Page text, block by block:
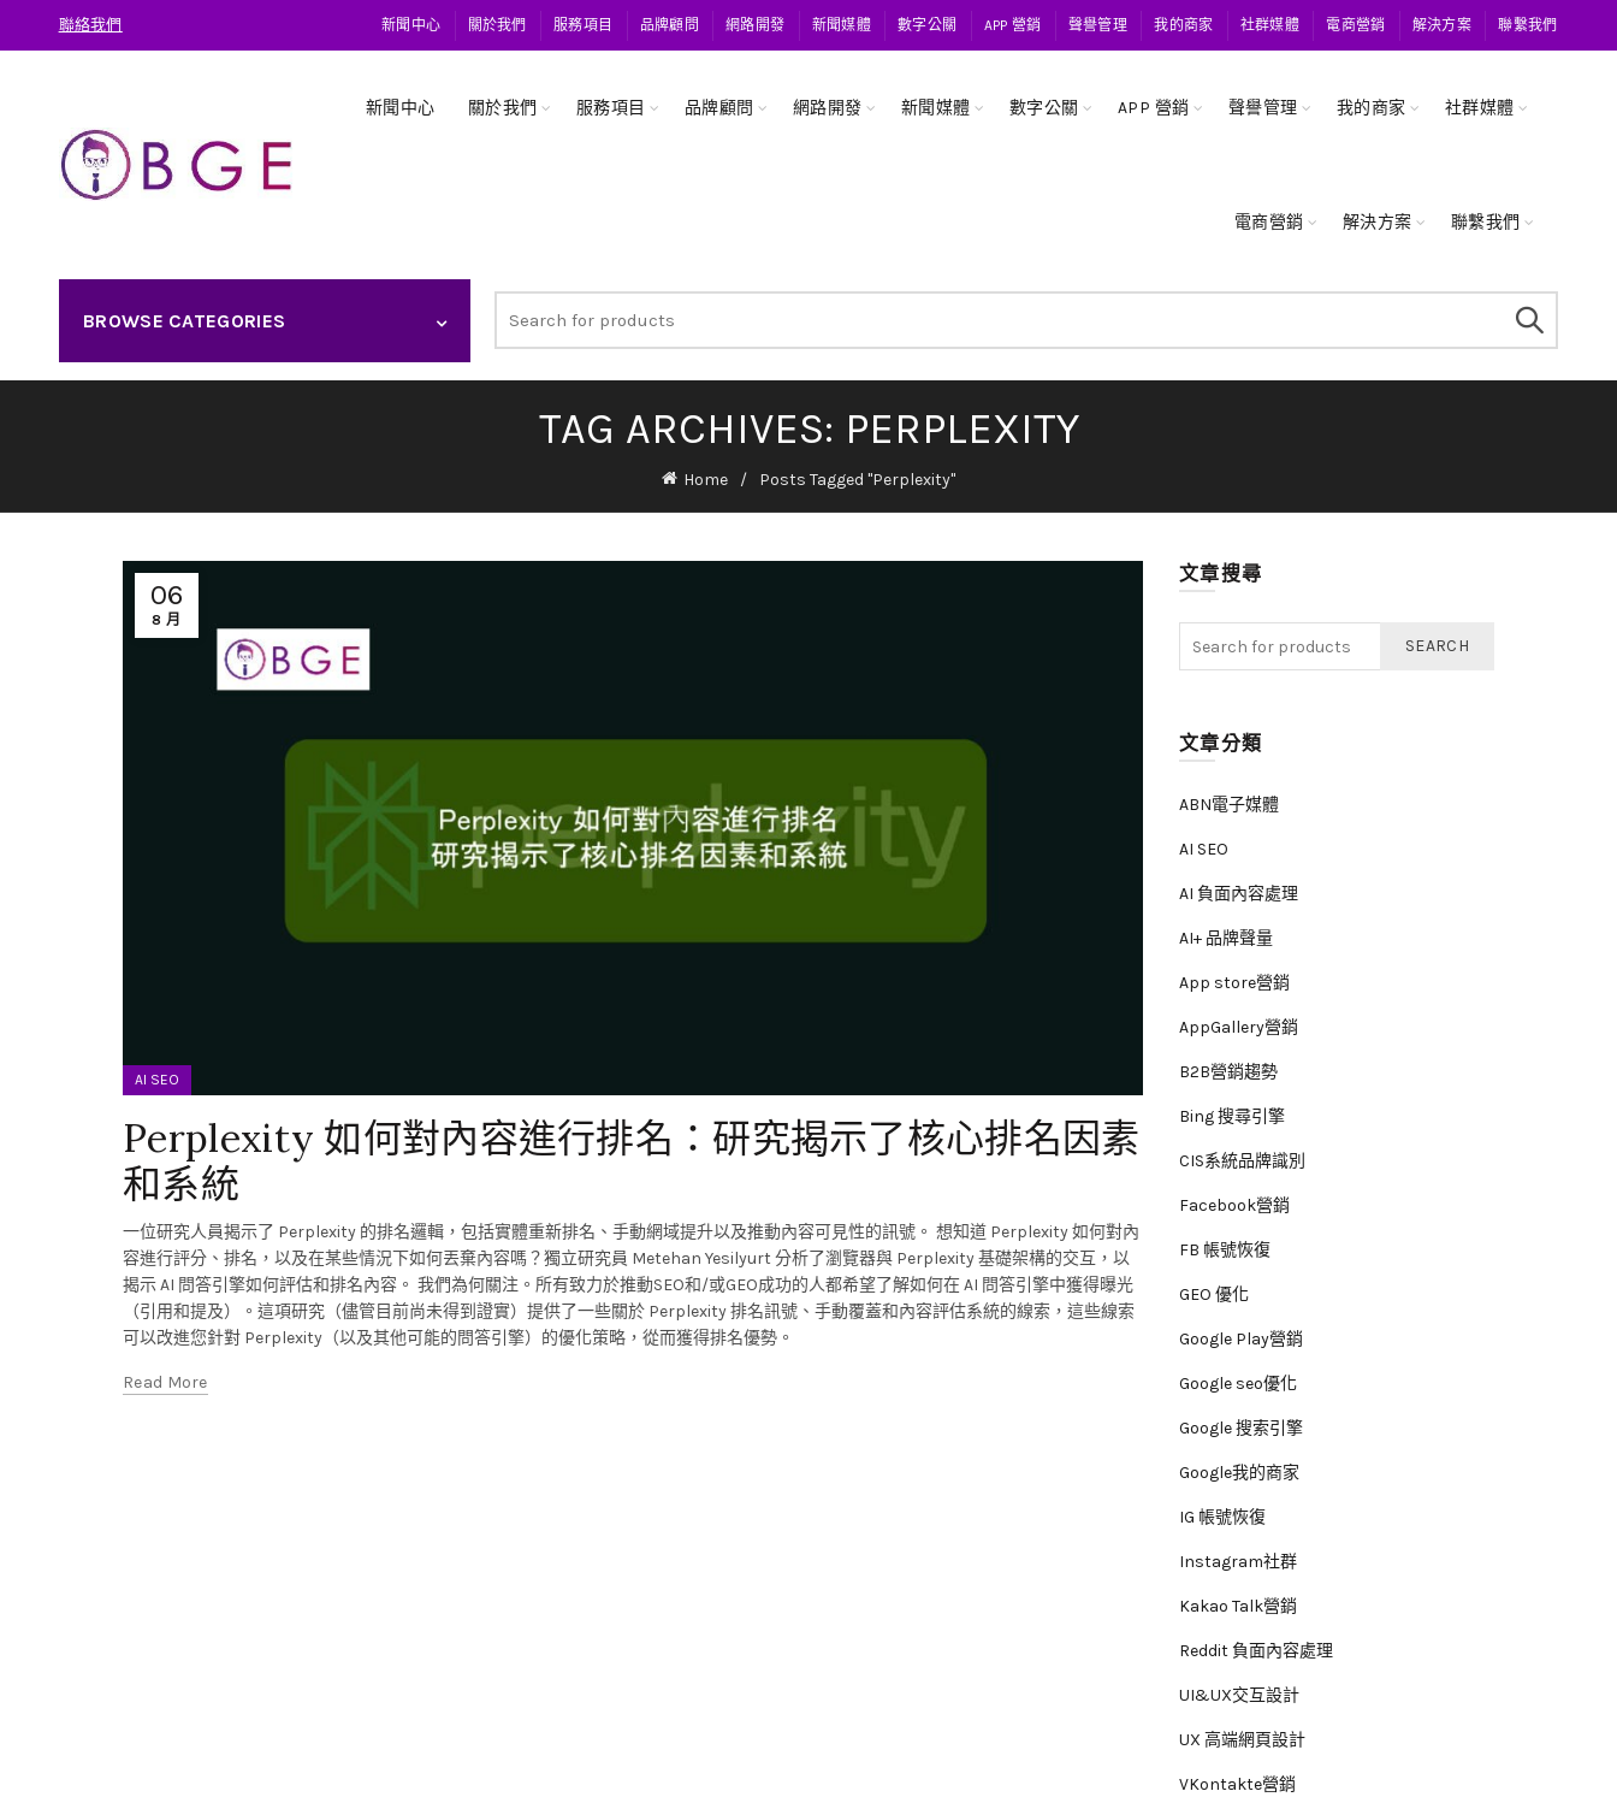
聯絡我們 新聞中心 關於我們 服務項目 品牌顧問 網路開發 新聞媒體 數字公關 APP 營銷 聲譽管理 我的商家 社群媒體 電商營銷 解決方案 聯繫我們
新聞中心 關於我們 服務項目 品牌顧問 網路開發 新聞媒體 數字公關 APP 營銷 聲譽管理 我的商家 社群媒體
電商營銷 解決方案 聯繫我們
BROWSE CATEGORIES
for:
TAG ARCHIVES: PERPLEXITY
Home Posts Tagged "Perplexity"
06
8 月
AI SEO
Perplexity 如何對內容進行排名：研究揭示了核心排名因素
和系統
一位研究人員揭示了 Perplexity 的排名邏輯，包括實體重新排名、手動網域提升以及推動內容可見性的訊號。 想知道 Perplexity 如何對內
容進行評分、排名，以及在某些情況下如何丟棄內容嗎？獨立研究員 Metehan Yesilyurt 分析了瀏覽器與 Perplexity 基礎架構的交互，以
揭示 AI 問答引擎如何評估和排名內容。 我們為何關注。所有致力於推動SEO和/或GEO成功的人都希望了解如何在 AI 問答引擎中獲得曝光
（引用和提及）。這項研究（儘管目前尚未得到證實）提供了一些關於 Perplexity 排名訊號、手動覆蓋和內容評估系統的線索，這些線索
可以改進您針對 Perplexity（以及其他可能的問答引擎）的優化策略，從而獲得排名優勢。
Read More
文章搜尋
SEARCH
文章分類
ABN電子媒體
AI SEO
AI 負面內容處理
AI+ 品牌聲量
App store營銷
AppGallery營銷
B2B營銷趨勢
Bing 搜尋引擎
CIS系統品牌識別
Facebook營銷
FB 帳號恢復
GEO 優化
Google Play營銷
Google seo優化
Google 搜索引擎
Google我的商家
IG 帳號恢復
Instagram社群
Kakao Talk營銷
Reddit 負面內容處理
UI&UX交互設計
UX 高端網頁設計
VKontakte營銷